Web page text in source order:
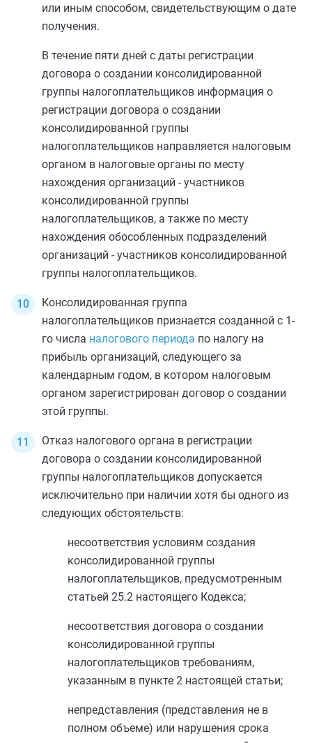
или иным способом, свидетельствующим о дате
получения.
В течение пяти дней с даты регистрации
договора о создании консолидированной
группы налогоплательщиков информация о
регистрации договора о создании
консолидированной группы
налогоплательщиков направляется налоговым
органом в налоговые органы по месту
нахождения организаций - участников
консолидированной группы
налогоплательщиков, а также по месту
нахождения обособленных подразделений
организаций - участников консолидированной
группы налогоплательщиков.
Консолидированная группа
налогоплательщиков признается созданной с 1-
го числа налогового периода по налогу на
прибыль организаций, следующего за
календарным годом, в котором налоговым
органом зарегистрирован договор о создании
этой группы.
Отказ налогового органа в регистрации
договора о создании консолидированной
группы налогоплательщиков допускается
исключительно при наличии хотя бы одного из
следующих обстоятельств:
несоответствия условиям создания
консолидированной группы
налогоплательщиков, предусмотренным
статьей 25.2 настоящего Кодекса;
несоответствия договора о создании
консолидированной группы
налогоплательщиков требованиям,
указанным в пункте 2 настоящей статьи;
непредставления (представления не в
полном объеме) или нарушения срока